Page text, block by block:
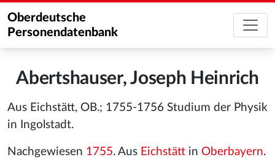
Oberdeutsche
Personendatenbank
Abertshauser, Joseph Heinrich
Aus Eichstätt, OB.; 1755-1756 Studium der Physik
in Ingolstadt.
Nachgewiesen 1755. Aus Eichstätt in Oberbayern.